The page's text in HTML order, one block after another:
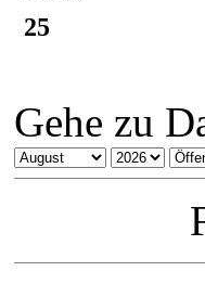
25
Gehe zu